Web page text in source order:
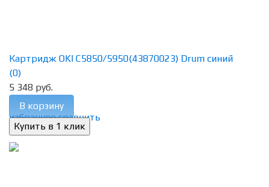
избранное сравнить
Картридж OKI C5850/5950(43870023) Drum синий
(0)
5 348 руб.
В корзину